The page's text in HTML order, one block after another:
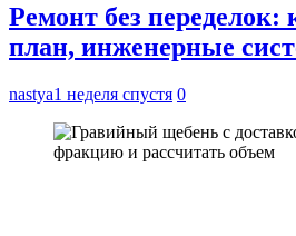
Ремонт без переделок:
план, инженерные
nastya1 неделя спустя 0